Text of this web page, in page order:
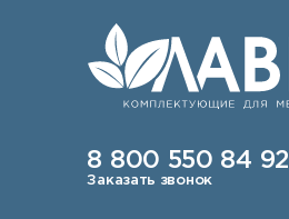
8 800 550 84 92
Заказать звонок